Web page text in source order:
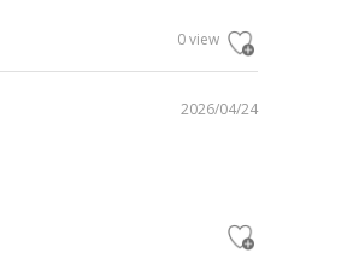
0 view
2026/04/24